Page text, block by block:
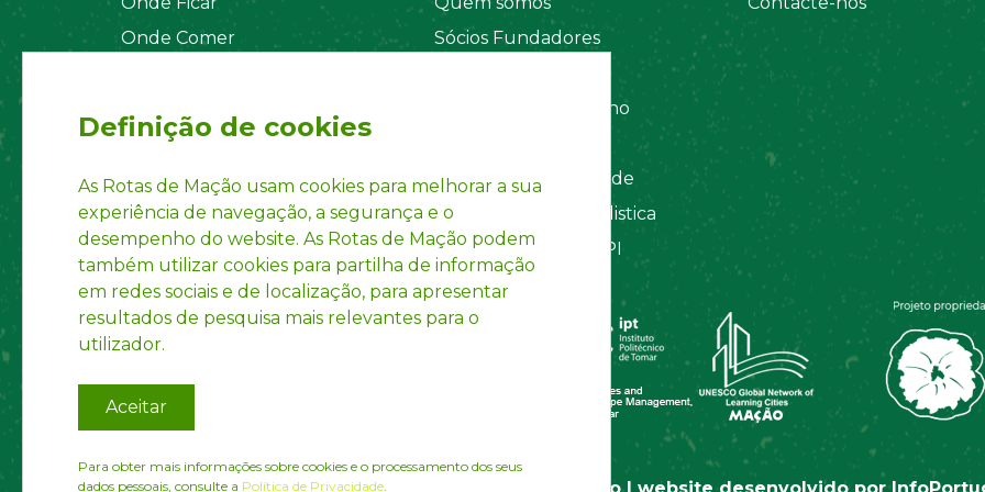
Onde Comer
Sócios Fundadores
Regulamento Interno
Política de Privacidade
Informação Contabilistica
Marca Registada INPI
Definição de cookies
As Rotas de Mação usam cookies para melhorar a sua
experiência de navegação, a segurança e o
desempenho do website. As Rotas de Mação podem
também utilizar cookies para partilha de informação
em redes sociais e de localização, para apresentar
resultados de pesquisa mais relevantes para o
utilizador.
Aceitar
Para obter mais informações sobre cookies e o processamento dos seus
dados pessoais, consulte a Política de Privacidade.